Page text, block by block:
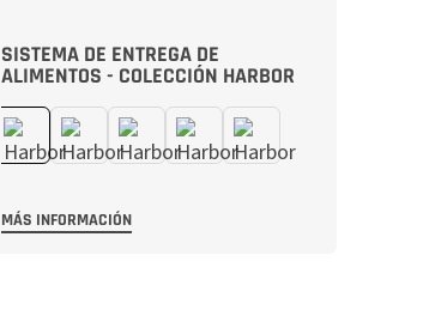
SISTEMA DE ENTREGA DE
ALIMENTOS - COLECCIÓN HARBOR
MÁS INFORMACIÓN